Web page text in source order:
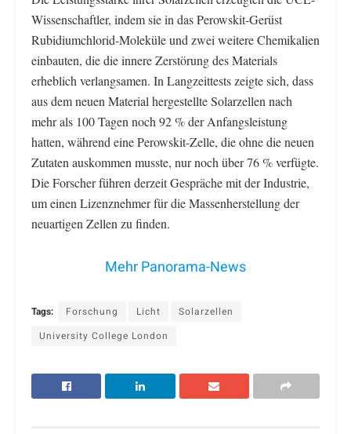
Wissenschaftler, indem sie in das Perowskit-Gerüst
Rubidiumchlorid-Moleküle und zwei weitere Chemikalien
einbauten, die die innere Zerstörung des Materials
erheblich verlangsamen. In Langzeittests zeigte sich, dass
aus dem neuen Material hergestellte Solarzellen nach
mehr als 100 Tagen noch 92 % der Anfangsleistung
hatten, während eine Perowskit-Zelle, die ohne die neuen
Zutaten auskommen musste, nur noch über 76 % verfügte.
Die Forscher führen derzeit Gespräche mit der Industrie,
um einen Lizenznehmer für die Massenherstellung der
neuartigen Zellen zu finden.
Mehr Panorama-News
Tags: Forschung Licht
Solarzellen
University College London